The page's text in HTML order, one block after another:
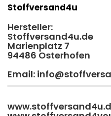
Stoffversand4u
Hersteller:
Stoffversand4u.de
Marienplatz 7
94486 Osterhofen
Email: